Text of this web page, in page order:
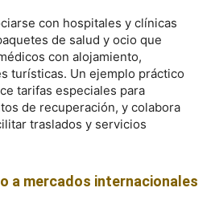
con hospitales y clínicas
de salud y ocio que
con alojamiento,
turísticas. Un ejemplo práctico
tarifas especiales para
de recuperación, y colabora
traslados y servicios
a mercados internacionales